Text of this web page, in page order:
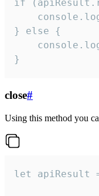
if
} else {
}
close#
Using this method you
let apiResult